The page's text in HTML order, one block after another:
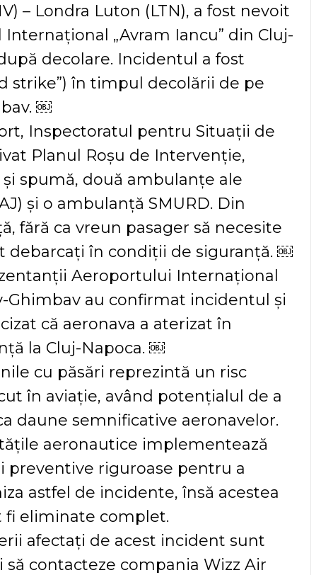
– Londra Luton (LTN), a fost nevoit
„Avram Iancu” din Cluj-
decolare. Incidentul a fost
strike”) în timpul decolării de pe
￼
Inspectoratul pentru Situații de
Planul Roșu de Intervenție,
spumă, două ambulanțe ale
și o ambulanță SMURD. Din
fără ca vreun pasager să necesite
debarcați în condiții de siguranță. ￼
Aeroportului Internațional
Ghimbav au confirmat incidentul și
că aeronava a aterizat în
la Cluj-Napoca. ￼
cu păsări reprezintă un risc
în aviație, având potențialul de a
daune semnificative aeronavelor.
aeronautice implementează
preventive riguroase pentru a
astfel de incidente, însă acestea
fi eliminate complet.
afectați de acest incident sunt
să contacteze compania Wizz Air